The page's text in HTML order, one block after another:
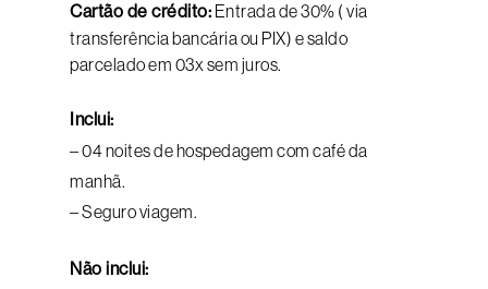
Cartão de crédito: Entrada de 30% ( via
transferência bancária ou PIX) e saldo
parcelado em 03x sem juros.
Inclui:
– 04 noites de hospedagem com café da
manhã.
– Seguro viagem.
Não inclui: